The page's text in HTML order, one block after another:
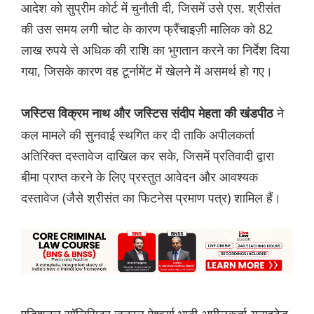
आदेश को सुप्रीम कोर्ट में चुनौती दी, जिसमें उसे एस. श्रीसंत
की उस समय लगी चोट के कारण फ्रैंचाइज़ी मालिक को 82
लाख रुपये से अधिक की राशि का भुगतान करने का निर्देश दिया
गया, जिसके कारण वह टूर्नामेंट में खेलने में असमर्थ हो गए।
जस्टिस विक्रम नाथ और जस्टिस संदीप मेहता की खंडपीठने
कल मामले की सुनवाई स्थगित कर दी ताकि अपीलकर्ता
अतिरिक्त दस्तावेज दाखिल कर सके, जिसमें प्रतिवादी द्वारा
बीमा प्राप्त करने के लिए प्रस्तुत आवेदन और आवश्यक
दस्तावेज (जैसे श्रीसंत का फिटनेस प्रमाण पत्र) शामिल हैं।